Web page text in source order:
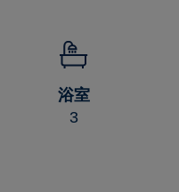
浴室
3